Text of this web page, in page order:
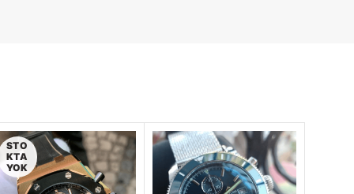
STO
KTA
YOK